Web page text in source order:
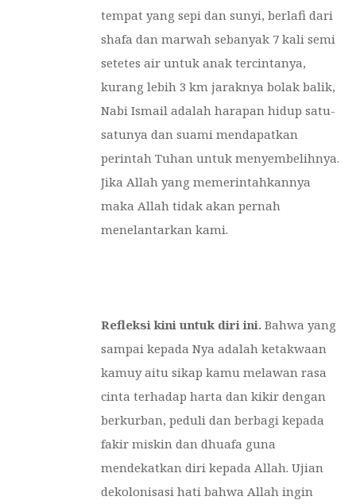
tempat yang sepi dan sunyi, berlafi dari
shafa dan marwah sebanyak 7 kali semi
setetes air untuk anak tercintanya,
kurang lebih 3 km jaraknya bolak balik,
Nabi Ismail adalah harapan hidup satu-
satunya dan suami mendapatkan
perintah Tuhan untuk menyembelihnya.
Jika Allah yang memerintahkannya
maka Allah tidak akan pernah
menelantarkan kami.
Refleksi kini untuk diri ini. Bahwa yang
sampai kepada Nya adalah ketakwaan
kamuy aitu sikap kamu melawan rasa
cinta terhadap harta dan kikir dengan
berkurban, peduli dan berbagi kepada
fakir miskin dan dhuafa guna
mendekatkan diri kepada Allah. Ujian
dekolonisasi hati bahwa Allah ingin